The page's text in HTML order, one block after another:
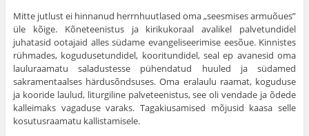
Mitte jutlust ei hinnanud herrnhuutlased oma „seesmises armuõues”
üle kõige. Kõneteenistus ja kirikukoraal avalikel palvetundidel
juhatasid ootajaid alles südame evangeliseerimise eesõue. Kinnistes
rühmades, kogudusetundidel, kooritundidel, seal ep avanesid oma
lauluraamatu saladustesse pühendatud huu­led ja südamed
sakramentaalses härdusõndsuses. Oma eralaulu raamat, koguduse
ja kooride laulud, liturgiline palveteenistus, see oli vendade ja õdede
kalleimaks vagaduse varaks. Taga­kiusamised mõjusid kaasa selle
kosutusraamatu kallistamisele.